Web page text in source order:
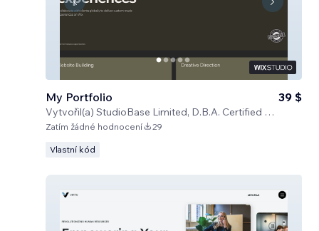
My Portfolio
Vytvořil(a) StudioBase Limited, D.B.A. Certified Code
39 $
Zatím žádné hodnocení 29
Vlastní kód